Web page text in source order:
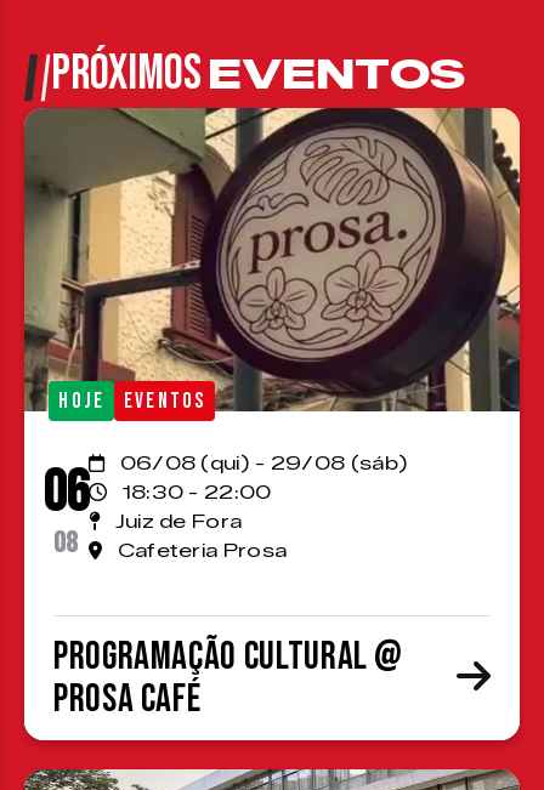
PRÓXIMOSEVENTOS
HOJE EVENTOS
06
08
06/08 (qui) - 29/08 (sáb)
18:30 - 22:00
Juiz de Fora
Cafeteria Prosa
Programação cultural @
Prosa Café